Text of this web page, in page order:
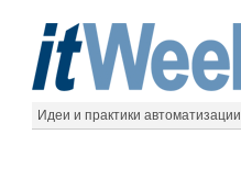
Идеи и практики автоматизации